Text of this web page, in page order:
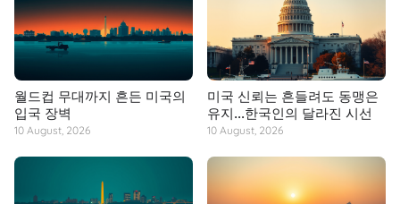
월드컵 무대까지 흔든 미국의
입국 장벽
10 August, 2026
미국 신뢰는 흔들려도 동맹은
유지…한국인의 달라진 시선
10 August, 2026